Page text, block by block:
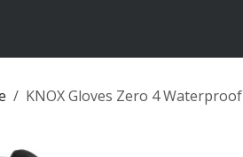
KNOX Gloves Zero 4 Waterproof